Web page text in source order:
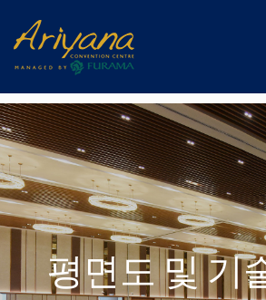
층별 안내도
평면도 및 기